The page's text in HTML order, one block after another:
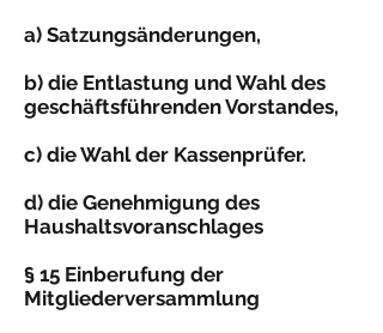
a) Satzungsänderungen,
b) die Entlastung und Wahl des
geschäftsführenden Vorstandes,
c) die Wahl der Kassenprüfer.
d) die Genehmigung des
Haushaltsvoranschlages
§ 15 Einberufung der
Mitgliederversammlung